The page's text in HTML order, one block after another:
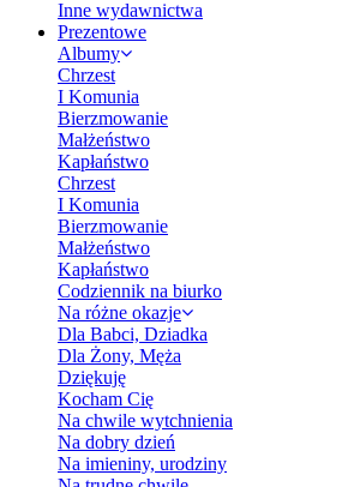
Inne wydawnictwa
Prezentowe
Albumy
Chrzest
I Komunia
Bierzmowanie
Małżeństwo
Kapłaństwo
Chrzest
I Komunia
Bierzmowanie
Małżeństwo
Kapłaństwo
Codziennik na biurko
Na różne okazje
Dla Babci, Dziadka
Dla Żony, Męża
Dziękuję
Kocham Cię
Na chwile wytchnienia
Na dobry dzień
Na imieniny, urodziny